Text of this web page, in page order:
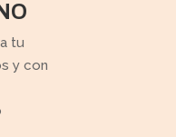
tu
y con